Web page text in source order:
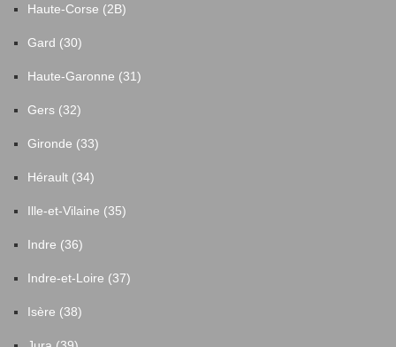
Haute-Corse (2B)
Gard (30)
Haute-Garonne (31)
Gers (32)
Gironde (33)
Hérault (34)
Ille-et-Vilaine (35)
Indre (36)
Indre-et-Loire (37)
Isère (38)